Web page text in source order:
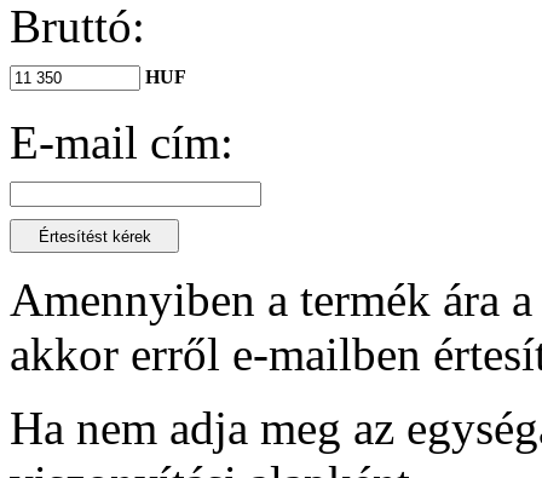
Bruttó:
HUF
E-mail cím:
Amennyiben a termék ára
akkor erről e-mailben
Ha nem adja meg az